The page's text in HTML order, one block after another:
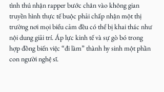
tình thú nhận rapper bước chân vào không gian
truyền hình thực tế buộc phải chấp nhận một thị
trường nơi mọi biểu cảm đều có thể bị khai thác như
nội dung giải trí. Áp lực kinh tế và sự gò bó trong
hợp đồng biến việc “đi làm” thành hy sinh một phần
con người nghệ sĩ.